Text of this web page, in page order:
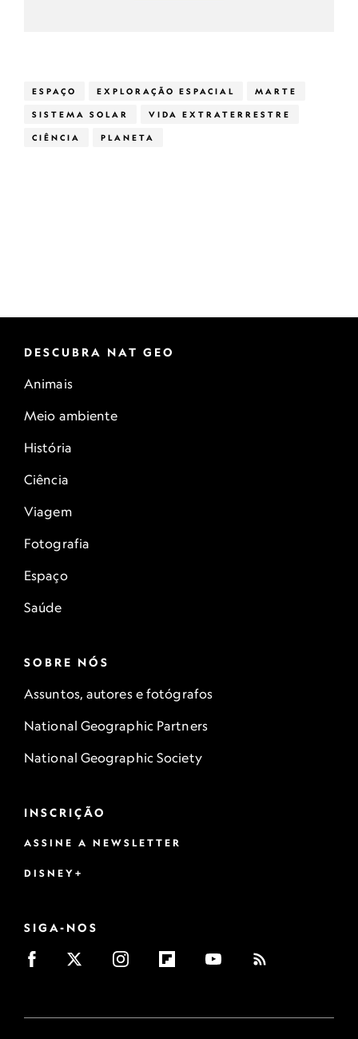
ESPAÇO EXPLORAÇÃO ESPACIAL MARTE
SISTEMA SOLAR VIDA EXTRATERRESTRE
CIÊNCIA PLANETA
DESCUBRA NAT GEO
Animais
Meio ambiente
História
Ciência
Viagem
Fotografia
Espaço
Saúde
SOBRE NÓS
Assuntos, autores e fotógrafos
National Geographic Partners
National Geographic Society
INSCRIÇÃO
ASSINE A NEWSLETTER
DISNEY+
SIGA-NOS